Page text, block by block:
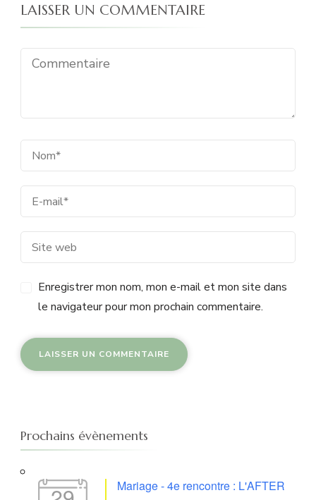
LAISSER UN COMMENTAIRE
Enregistrer mon nom, mon e-mail et mon site dans
le navigateur pour mon prochain commentaire.
Prochains évènements
Mariage - 4e rencontre : L'AFTER